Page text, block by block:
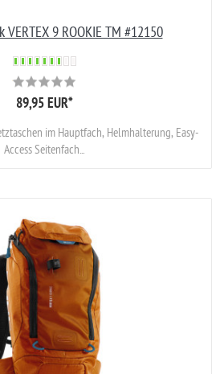
VERTEX 9 ROOKIE TM #12150
89,95 EUR*
im Hauptfach, Helmhalterung, Easy-
Access Seitenfach...